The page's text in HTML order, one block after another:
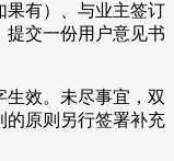
果有）、与业主签订
提交一份用户意见书
效。未尽事宜，双
的原则另行签署补充